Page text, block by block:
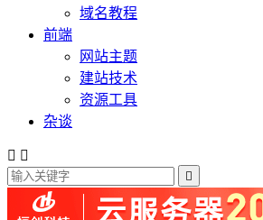
域名教程
前端
网站主题
建站技术
资源工具
杂谈
 
